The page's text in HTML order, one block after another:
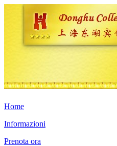
Home
Informazioni
Prenota ora